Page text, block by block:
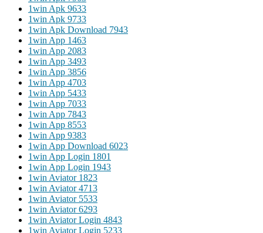
1win Apk 9633
1win Apk 9733
1win Apk Download 7943
1win App 1463
1win App 2083
1win App 3493
1win App 3856
1win App 4703
1win App 5433
1win App 7033
1win App 7843
1win App 8553
1win App 9383
1win App Download 6023
1win App Login 1801
1win App Login 1943
1win Aviator 1823
1win Aviator 4713
1win Aviator 5533
1win Aviator 6293
1win Aviator Login 4843
1win Aviator Login 5233